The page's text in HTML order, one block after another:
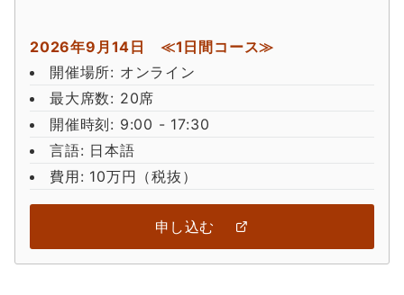
2026年9月14日 ≪1日間コース≫
開催場所: オンライン
最大席数: 20席
開催時刻: 9:00 - 17:30
言語: 日本語
費用: 10万円（税抜）
申し込む